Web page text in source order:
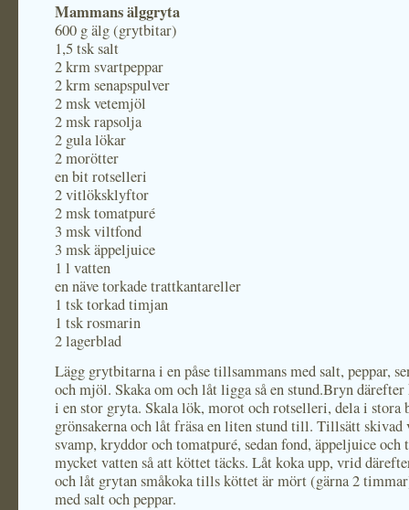
Mammans älggryta
600 g älg (grytbitar)
1,5 tsk salt
2 krm svartpeppar
2 krm senapspulver
2 msk vetemjöl
2 msk rapsolja
2 gula lökar
2 morötter
en bit rotselleri
2 vitlöksklyftor
2 msk tomatpuré
3 msk viltfond
3 msk äppeljuice
1 l vatten
en näve torkade trattkantareller
1 tsk torkad timjan
1 tsk rosmarin
2 lagerblad
Lägg grytbitarna i en påse tillsammans med salt, peppar,
och mjöl. Skaka om och låt ligga så en stund.Bryn
i en stor gryta. Skala lök, morot och rotselleri, dela i
grönsakerna och låt fräsa en liten stund till. Tillsätt
svamp, kryddor och tomatpuré, sedan fond, äppeljuice
mycket vatten så att köttet täcks. Låt koka upp, vrid
och låt grytan småkoka tills köttet är mört (gärna 2
med salt och peppar.